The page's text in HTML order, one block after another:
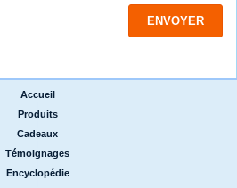
Accueil
Produits
Cadeaux
Témoignages
Encyclopédie